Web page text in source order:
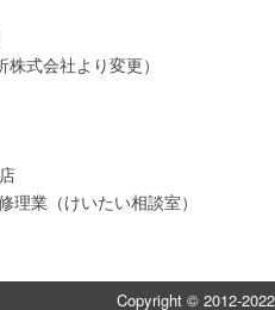
式会社より変更）
理業（けいたい相談室）
Copyright © 2012-